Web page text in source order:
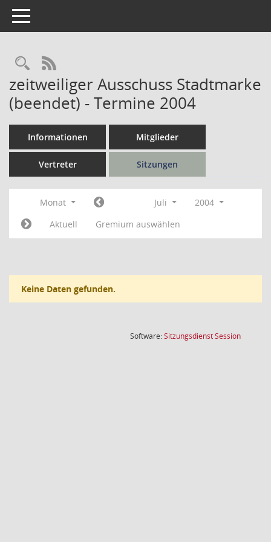
Toggle navigation
Rechercheauswahl
RSS-Feed
zeitweiliger Ausschuss Stadtmarke
(beendet) - Termine 2004
Informationen Mitglieder
Vertreter Sitzungen
Monat Juli
2004
Aktuell
Gremium auswählen
Keine Daten gefunden.
Software:SitzungsdienstSession(Wird in